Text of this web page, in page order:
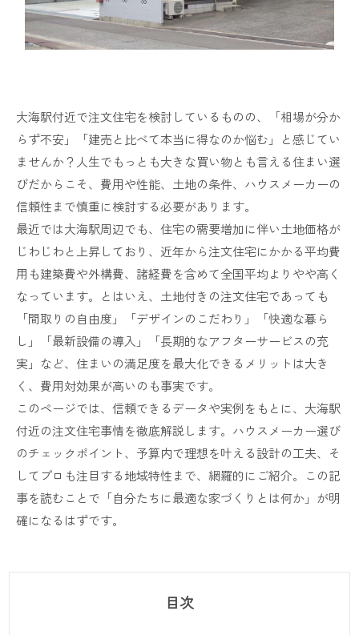
大海駅付近で注文住宅を検討しているものの、「相場が分か
らず不安」「建売と比べて本当に得なのか悩む」と感じてい
ませんか？人生でもっとも大きな買い物とも言える住まい選
びだからこそ、費用や性能、土地の条件、ハウスメーカーの
信頼性まで慎重に検討する必要があります。
最近では大海駅周辺でも、住宅の需要増加に伴い土地価格が
じわじわと上昇しており、近年から注文住宅にかかる平均費
用も建築費や外構費、諸経費を含めて全国平均よりやや高く
なっています。とはいえ、土地付きの注文住宅であっても
「間取りの自由度」「デザインのこだわり」「快適な暮ら
し」「最新設備の導入」「長期的なアフターサービスの充
実」など、住まいの満足度を最大化できるメリットは大き
く、費用対効果が高いのも事実です。
このページでは、信頼できるデータや実例をもとに、大海駅
付近の注文住宅事情を徹底解説します。ハウスメーカー選び
のチェックポイント、予算内で理想を叶える設計の工夫、そ
してプロも注目する地域特性まで、網羅的にご紹介。この記
事を読むことで「自分たちに最適な家づくりとは何か」が明
確になるはずです。
目次